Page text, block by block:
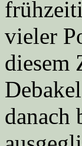
vieler
diesem
danach